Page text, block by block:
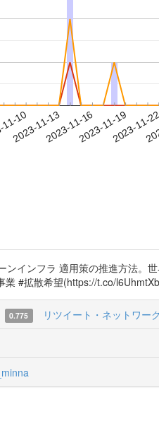
10
2023-11-132023-11-162023-11-192023-11-
インフラ 適用策の推進方法。
業 #拡散希望(https://t.co/
0.775 リツイート・ネットワー